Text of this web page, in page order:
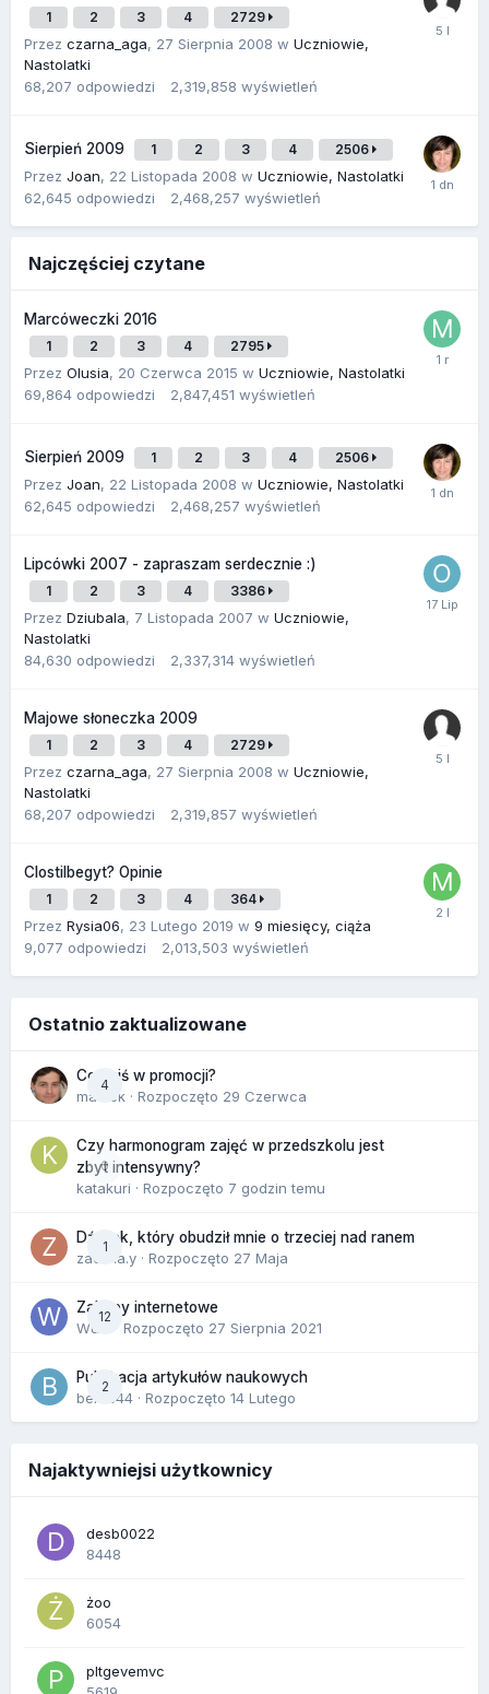
1 2 3 4 2729
Przez czarna_aga, 27 Sierpnia 2008 w Uczniowie,
Nastolatki
68,207 odpowiedzi 2,319,858 wyświetleń
Sierpień 2009 1 2 3 4 2506
Przez Joan, 22 Listopada 2008 w Uczniowie, Nastolatki
62,645 odpowiedzi 2,468,257 wyświetleń
Najczęściej czytane
Marcóweczki 2016
1 2 3 4 2795
Przez Olusia, 20 Czerwca 2015 w Uczniowie, Nastolatki
69,864 odpowiedzi 2,847,451 wyświetleń
Sierpień 2009 1 2 3 4 2506
Przez Joan, 22 Listopada 2008 w Uczniowie, Nastolatki
62,645 odpowiedzi 2,468,257 wyświetleń
Lipcówki 2007 - zapraszam serdecznie :)
1 2 3 4 3386
Przez Dziubala, 7 Listopada 2007 w Uczniowie,
Nastolatki
84,630 odpowiedzi 2,337,314 wyświetleń
Majowe słoneczka 2009
1 2 3 4 2729
Przez czarna_aga, 27 Sierpnia 2008 w Uczniowie,
Nastolatki
68,207 odpowiedzi 2,319,857 wyświetleń
Clostilbegyt? Opinie
1 2 3 4 364
Przez Rysia06, 23 Lutego 2019 w 9 miesięcy, ciąża
9,077 odpowiedzi 2,013,503 wyświetleń
Ostatnio zaktualizowane
4
Co dziś w promocji?
maciek · Rozpoczęto 29 Czerwca
0
Czy harmonogram zajęć w przedszkolu jest
zbyt intensywny?
katakuri · Rozpoczęto 7 godzin temu
1
Dźwięk, który obudził mnie o trzeciej nad ranem
zackr.a.y · Rozpoczęto 27 Maja
12
Zakupy internetowe
Wula
· Rozpoczęto 27 Sierpnia 2021
2
Publikacja artykułów naukowych
berus44 · Rozpoczęto 14 Lutego
Najaktywniejsi użytkownicy
desb0022
8448
żoo
6054
pltgevemvc